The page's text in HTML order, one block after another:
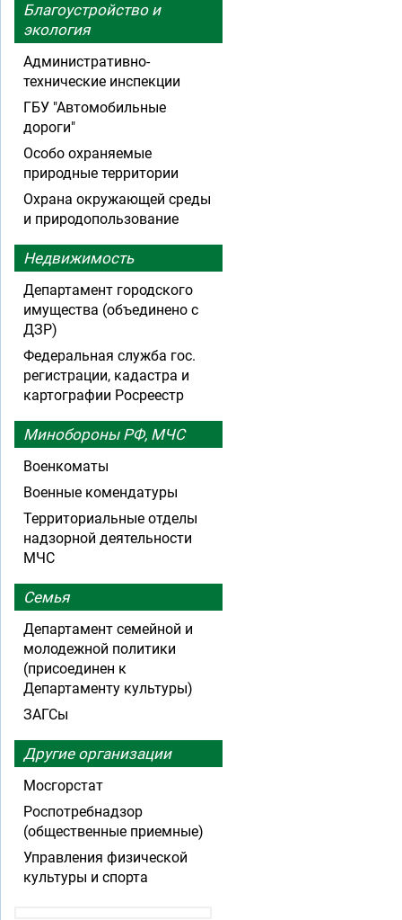
Благоустройство и
экология
Административно-
технические инспекции
ГБУ "Автомобильные
дороги"
Особо охраняемые
природные территории
Охрана окружающей среды
и природопользование
Недвижимость
Департамент городского
имущества (объединено с
ДЗР)
Федеральная служба гос.
регистрации, кадастра и
картографии Росреестр
Минобороны РФ, МЧС
Военкоматы
Военные комендатуры
Территориальные отделы
надзорной деятельности
МЧС
Семья
Департамент семейной и
молодежной политики
(присоединен к
Департаменту культуры)
ЗАГСы
Другие организации
Мосгорстат
Роспотребнадзор
(общественные приемные)
Управления физической
культуры и спорта